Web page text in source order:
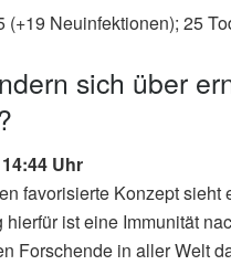
(+19 Neuinfektionen); 25
sich über
Uhr
favorisierte Konzept
ist eine Immunität
Forschende in aller Welt